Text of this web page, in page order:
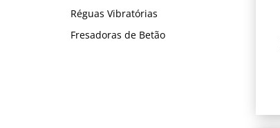
Réguas Vibratórias
Fresadoras de Betão